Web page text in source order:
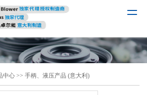
中心 >> 手柄、液压产品 (意大利)